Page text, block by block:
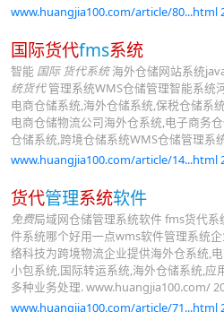
www.huangjia100.com/article/80...html
国际货代fms系统
智能 国际 货代系统海外仓储网站系统
统货代管理系统WMS仓储管理智能系统
电商仓储系统,海外仓储系统,保税仓储系
电商仓储物流公司海外仓系统,电子商务
仓储系统,跨境仓储系统WMS仓储管理系统
www.huangjia100.com/article/14...html
货代管理系统软件
免费局域网仓储管理系统软件 fms货代系
件系统哪个好用一点wms软件管理系统
络科技为跨境物流企业提供海外仓系统,
小包系统,国际转运系统,海外仓储系统,应
多种业务处理. www.huangjia100.com/
www.huangjia100.com/article/71...html